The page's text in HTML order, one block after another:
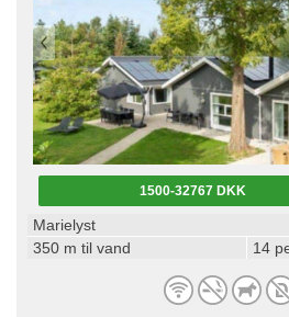
1500-32767 DKK
Marielyst
350 m til vand
14